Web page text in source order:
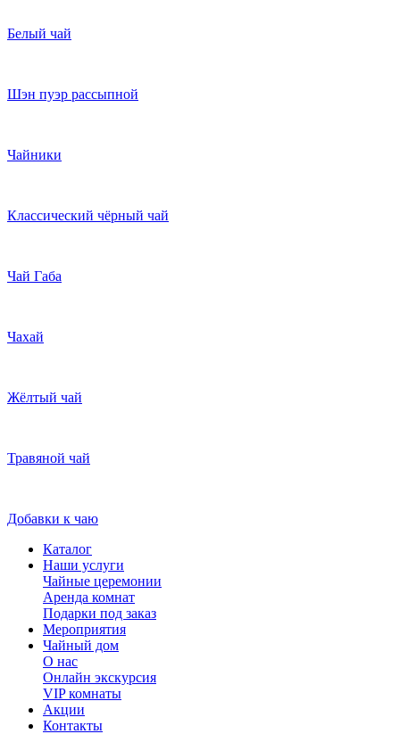
Белый чай
Шэн пуэр рассыпной
Чайники
Классический чёрный чай
Чай Габа
Чахай
Жёлтый чай
Травяной чай
Добавки к чаю
Каталог
Наши услуги
Чайные церемонии
Аренда комнат
Подарки под заказ
Мероприятия
Чайный дом
О нас
Онлайн экскурсия
VIP комнаты
Акции
Контакты